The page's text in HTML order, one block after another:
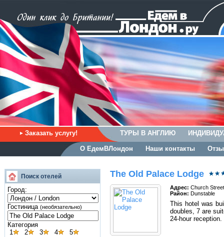
Заказать услугу! ТУРЫ В АНГЛИЮ
О ЕдемВЛондон Наши контакты
Поиск отелей
Город:
Гостиница (необязательно)
Категория
1
2 3 4 5
The Old Palace Lodge
Адрес: Church
Район: Dunstable
This hotel was
doubles, 7 are
24-hour reception.